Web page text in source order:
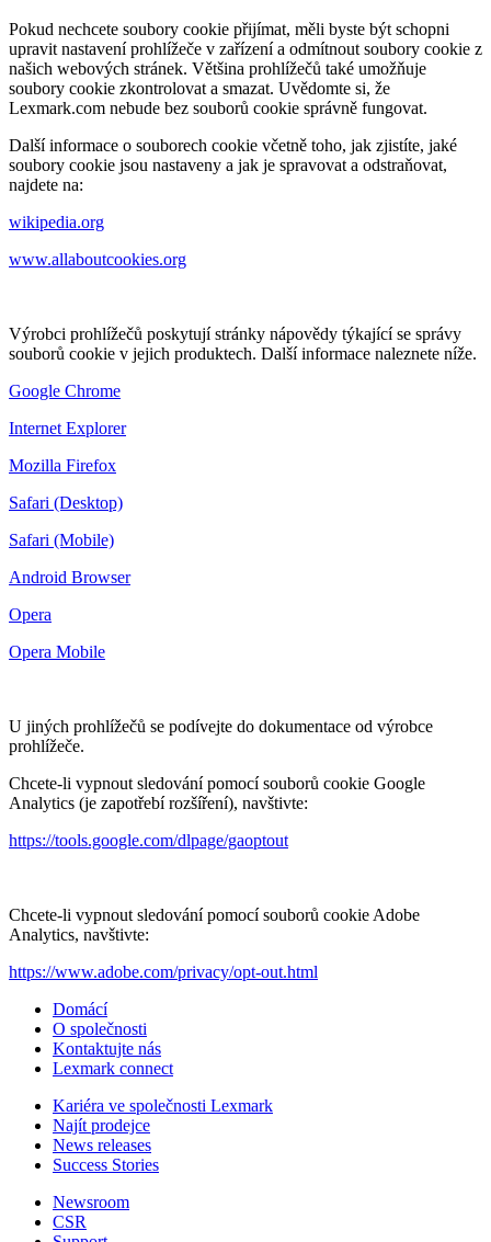
Pokud nechcete soubory cookie přijímat, měli byste být schopni
upravit nastavení prohlížeče v zařízení a odmítnout soubory cookie z
našich webových stránek. Většina prohlížečů také umožňuje
soubory cookie zkontrolovat a smazat. Uvědomte si, že
Lexmark.com nebude bez souborů cookie správně fungovat.
Další informace o souborech cookie včetně toho, jak zjistíte, jaké
soubory cookie jsou nastaveny a jak je spravovat a odstraňovat,
najdete na:
wikipedia.org
www.allaboutcookies.org
Výrobci prohlížečů poskytují stránky nápovědy týkající se správy
souborů cookie v jejich produktech. Další informace naleznete níže.
Google Chrome
Internet Explorer
Mozilla Firefox
Safari (Desktop)
Safari (Mobile)
Android Browser
Opera
Opera Mobile
U jiných prohlížečů se podívejte do dokumentace od výrobce
prohlížeče.
Chcete-li vypnout sledování pomocí souborů cookie Google
Analytics (je zapotřebí rozšíření), navštivte:
https://tools.google.com/dlpage/gaoptout
Chcete-li vypnout sledování pomocí souborů cookie Adobe
Analytics, navštivte:
https://www.adobe.com/privacy/opt-out.html
Domácí
O společnosti
Kontaktujte nás
Lexmark connect
Kariéra ve společnosti Lexmark
Najít prodejce
News releases
Success Stories
Newsroom
CSR